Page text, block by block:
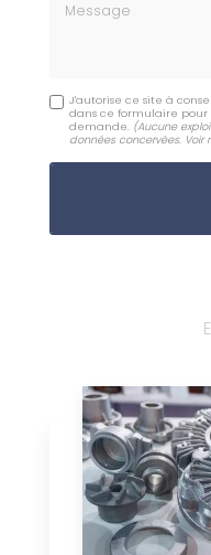
Message
J'autorise ce site à
dans ce formulaire
demande. (Aucune
données concervées. Voir